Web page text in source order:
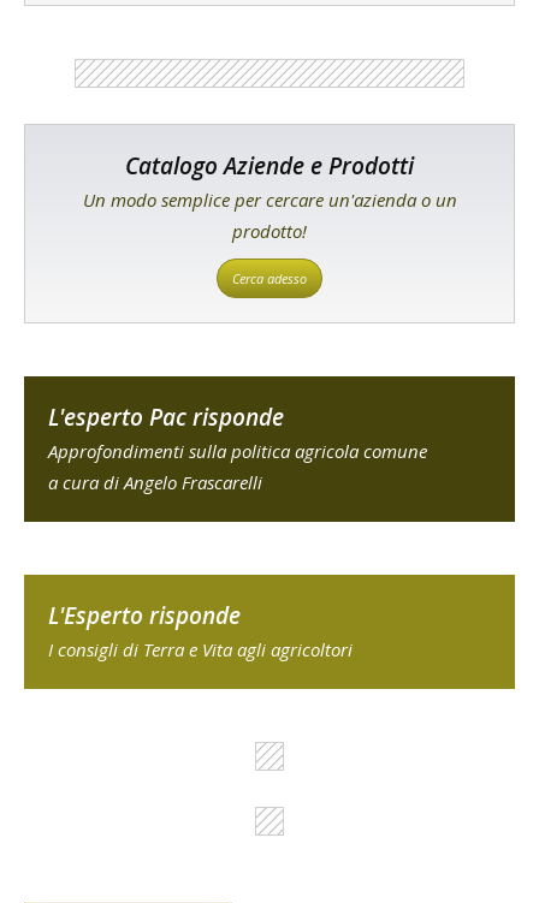
Catalogo Aziende e Prodotti
Un modo semplice per cercare un'azienda o un
prodotto!
Cerca adesso
L'esperto Pac risponde
Approfondimenti sulla politica agricola comune
a cura di Angelo Frascarelli
L'Esperto risponde
I consigli di Terra e Vita agli agricoltori